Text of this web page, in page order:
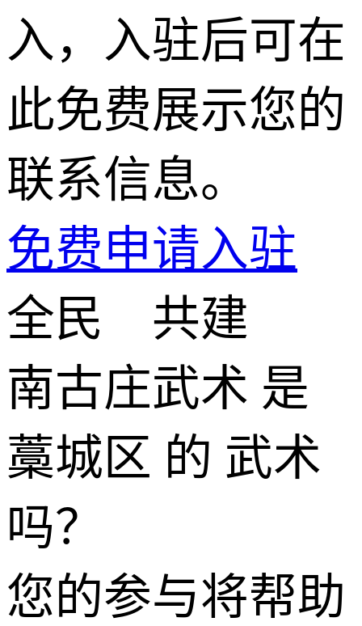
入，入驻后可在
此免费展示您的
联系信息。
免费申请入驻
全民 共建
南古庄武术 是
藁城区 的 武术
吗？
您的参与将帮助